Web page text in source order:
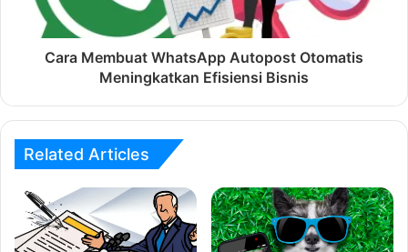
Cara Membuat WhatsApp Autopost Otomatis
Meningkatkan Efisiensi Bisnis
Related Articles